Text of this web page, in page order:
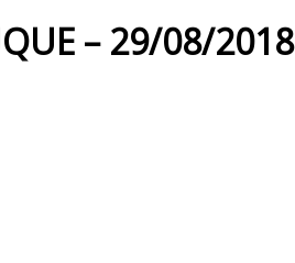
– 29/08/2018